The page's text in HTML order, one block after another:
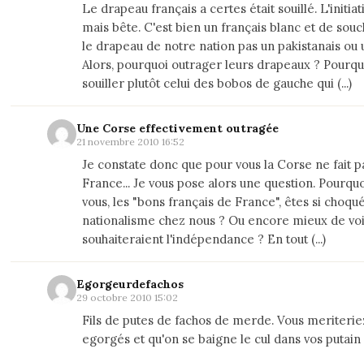
Le drapeau français a certes était souillé.
mais bête. C'est bien un français blanc et de
le drapeau de notre nation pas un pakistanais ou
Alors, pourquoi outrager leurs drapeaux ?
souiller plutôt celui des bobos de gauche qui (...)
Une Corse effectivement outragée
21 novembre 2010 16:52
Je constate donc que pour vous la Corse ne fait
France... Je vous pose alors une question.
vous, les "bons français de France", êtes si
nationalisme chez nous ? Ou encore mieux de
souhaiteraient l'indépendance ? En tout (...)
Egorgeurdefachos
29 octobre 2010 15:02
Fils de putes de fachos de merde. Vous
egorgés et qu'on se baigne le cul dans vos